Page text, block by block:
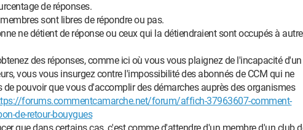
de réponses.
sont libres de répondre ou pas.
ne détient de réponse ou ceux qui la détiendraient sont occupés à autre
des réponses, comme ici où vous vous plaignez de l'incapacité d'un
vous vous insurgez contre l'impossibilité des abonnés de CCM qui ne
de pouvoir que vous d'accomplir des démarches auprès des organismes
forums.commentcamarche.net/forum/affich-37963607-comment-
de-retour-bouygues